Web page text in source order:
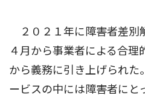
２０２１年に障害者差別
４月から事業者による合
から義務に引き上げられた
ービスの中には障害者にと